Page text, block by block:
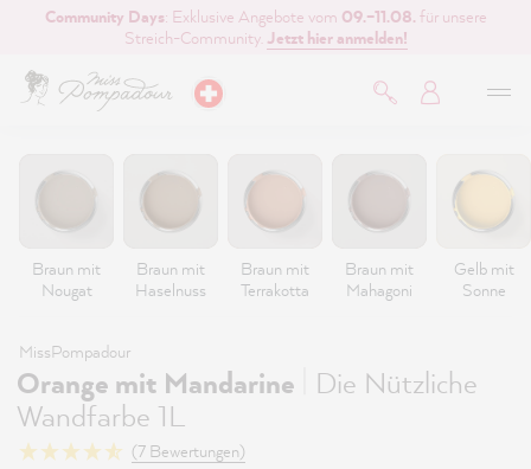
springen
Community Days: Exklusive Angebote vom 09.–11.08. für unsere
Streich-Community. Jetzt hier anmelden!
Braun mit
Nougat
Braun mit
Haselnuss
Braun mit
Terrakotta
Braun mit
Mahagoni
Gelb mit
Sonne
MissPompadour
Orange mit Mandarine
Die Nützliche
Wandfarbe 1L
(7 Bewertungen)